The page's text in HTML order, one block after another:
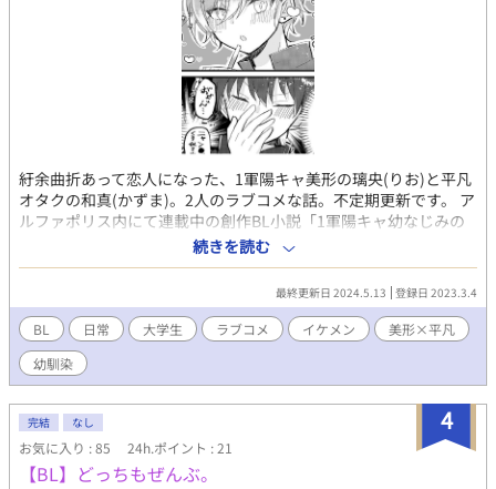
紆余曲折あって恋人になった、1軍陽キャ美形の璃央(りお)と平凡
オタクの和真(かずま)。2人のラブコメな話。不定期更新です。 ア
ルファポリス内にて連載中の創作BL小説「1軍陽キャ幼なじみの
猛攻♡」の番外編的な単発漫画とイラストです。本編の内容はあ
りません。 ※小説本編はR18のため、閲覧の際にはご注意くださ
い。この漫画にR18要素はありません。
続きを読む
最終更新日 2024.5.13 登録日 2023.3.4
BL 日常 大学生 ラブコメ イケメン
美形×平凡
幼馴染
4
完結 なし
お気に入り : 85 24h.ポイント : 21
【BL】どっちもぜんぶ。